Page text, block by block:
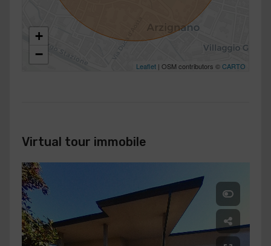
+
−
Leaflet | OSM contributors ©CARTO
Virtual tour immobile